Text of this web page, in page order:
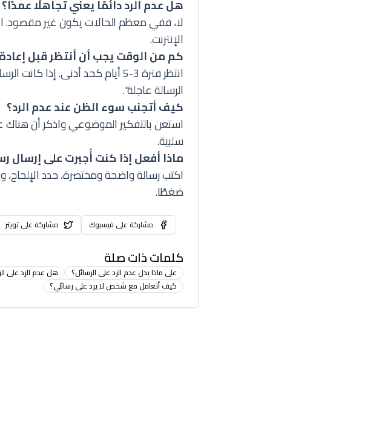
هل عدم الرد دائمًا يعني تجاهلًا عمدًا؟
لا، ففي معظم الحالات يكون غير مقصود.
الإنترنت.
كم من الوقت يجب أن أنتظر قبل إعادة
انتظر فترة 3-5 أيام كحد أدنى.
الرسالة عاجلة".
كيف أتجنب سوء الظن عند عدم الرد؟
استعن بالتفكير الموضوعي واذكر أن
سلبية.
ماذا أفعل إذا كنت أُجبرت على إرسال
اكتب رسالة واضحة ومختصرة، حدد
ضغطًا.
مشاركة على فيسبوك مشاركة على تويتر
كلمات ذات صلة
على ماذا يدل عدم الرد على الرسائل؟ هل عدم الرد على
كيف أتعامل مع شخص لا يرد على رسائلي؟